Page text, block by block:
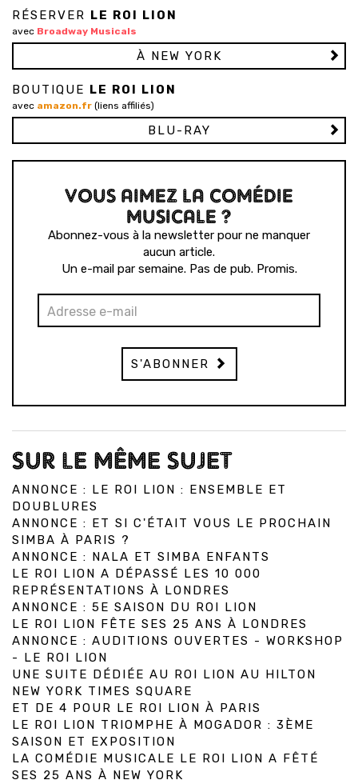
RÉSERVER LE ROI LION
avec Broadway Musicals
À NEW YORK
BOUTIQUE LE ROI LION
avec amazon.fr (liens affiliés)
BLU-RAY
VOUS AIMEZ LA COMÉDIE
MUSICALE ?
Abonnez-vous à la newsletter pour ne manquer
aucun article.
Un e-mail par semaine. Pas de pub. Promis.
S'ABONNER
SUR LE MÊME SUJET
ANNONCE : LE ROI LION : ENSEMBLE ET
DOUBLURES
ANNONCE : ET SI C'ÉTAIT VOUS LE PROCHAIN
SIMBA À PARIS ?
ANNONCE : NALA ET SIMBA ENFANTS
LE ROI LION A DÉPASSÉ LES 10 000
REPRÉSENTATIONS À LONDRES
ANNONCE : 5E SAISON DU ROI LION
LE ROI LION FÊTE SES 25 ANS À LONDRES
ANNONCE : AUDITIONS OUVERTES - WORKSHOP
- LE ROI LION
UNE SUITE DÉDIÉE AU ROI LION AU HILTON
NEW YORK TIMES SQUARE
ET DE 4 POUR LE ROI LION À PARIS
LE ROI LION TRIOMPHE À MOGADOR : 3ÈME
SAISON ET EXPOSITION
LA COMÉDIE MUSICALE LE ROI LION A FÊTÉ
SES 25 ANS À NEW YORK